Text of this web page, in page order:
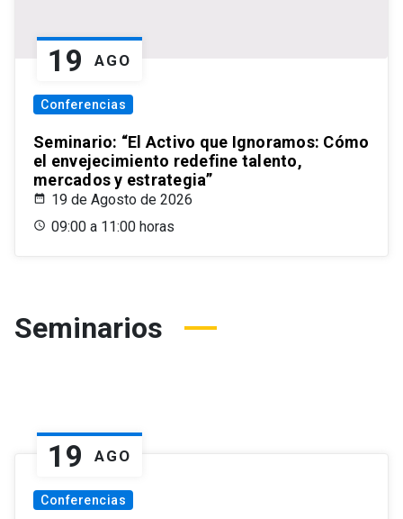
19 AGO
Conferencias
Seminario: “El Activo que Ignoramos: Cómo
el envejecimiento redefine talento,
mercados y estrategia”
19 de Agosto de 2026
09:00 a 11:00 horas
Seminarios
19 AGO
Conferencias